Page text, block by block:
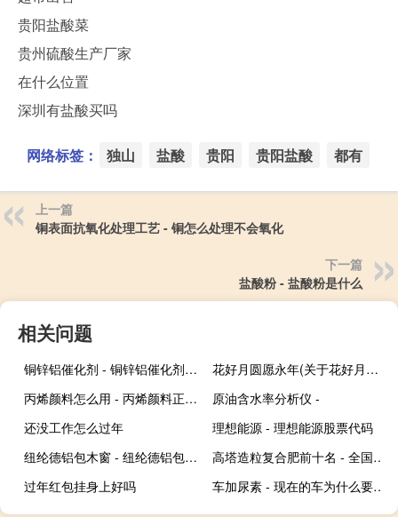
贵阳盐酸菜
贵州硫酸生产厂家
在什么位置
深圳有盐酸买吗
网络标签： 独山 盐酸 贵阳 贵阳盐酸 都有
上一篇
铜表面抗氧化处理工艺 - 铜怎么处理不会氧化
下一篇
盐酸粉 - 盐酸粉是什么
相关问题
铜锌铝催化剂 - 铜锌铝催化剂制备
花好月圆愿永年(关于花好月圆愿永年简述)
丙烯颜料怎么用 - 丙烯颜料正确使用方法
原油含水率分析仪 -
还没工作怎么过年
理想能源 - 理想能源股票代码
纽纶德铝包木窗 - 纽纶德铝包木门窗怎么样
高塔造粒复合肥前十名 - 全国高塔复合肥厂家排行榜
过年红包挂身上好吗
车加尿素 - 现在的车为什么要加尿素